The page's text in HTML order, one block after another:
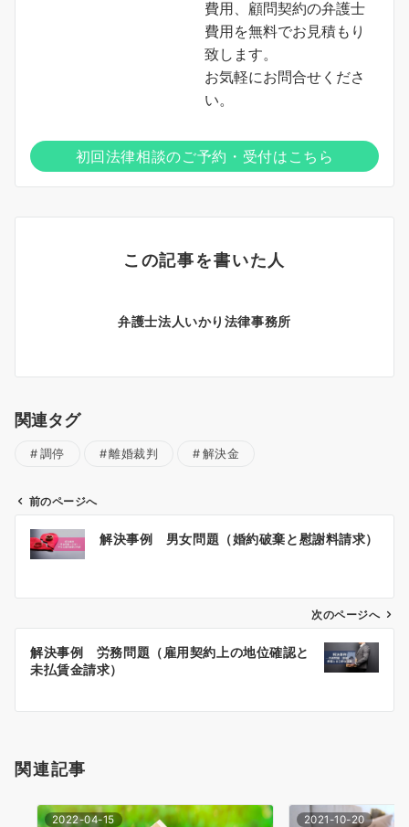
費用、顧問契約の弁護士
費用を無料でお見積もり
致します。
お気軽にお問合せくださ
い。
初回法律相談のご予約・受付はこちら
この記事を書いた人
弁護士法人いかり法律事務所
関連タグ
調停 離婚裁判 解決金
ン
前のページへ
解決事例 男女問題（婚約破棄と慰謝料請求）
次のページへ
解決事例 労務問題（雇用契約上の地位確認と
未払賃金請求）
関連記事
2022-04-15 2021-10-20